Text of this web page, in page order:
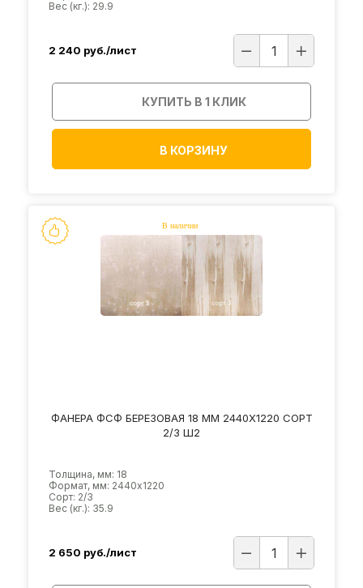
Вес (кг.): 29.9
2 240 руб./лист
КУПИТЬ В 1 КЛИК
В КОРЗИНУ
ФАНЕРА ФСФ БЕРЕЗОВАЯ 18 ММ 2440Х1220 СОРТ
2/3 Ш2
Толщина, мм: 18
Формат, мм: 2440х1220
Сорт: 2/3
Вес (кг.): 35.9
2 650 руб./лист